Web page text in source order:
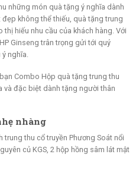
những món quà tặng ý nghĩa dành
không thể thiếu, quà tặng trung
hiếu nhu cầu của khách hàng. Với
Ginseng trân trọng gửi tới quý
nghĩa.
Combo Hộp quà tặng trung thu
và đặc biệt dành tặng người thân
nhàng
thu cổ truyền Phương Soát nổi
củ KGS, 2 hộp hồng sâm lát mật